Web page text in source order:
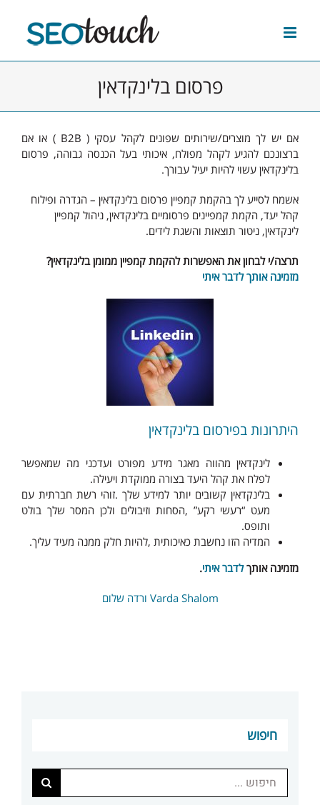
פרסום בלינקדאין
אם יש לך מוצרים/שירותים שפונים לקהל עסקי ( B2B ) או אם
ברצונכם להגיע לקהל מפולח, איכותי בעל הכנסה גבוהה, פרסום
בלינקדאין עשוי להיות יעיל עבורך.
אשמח לסייע לך בהקמת קמפיין פרסום בלינקדאין – הגדרה ופילוח
קהל יעד, הקמת קמפיינים פרסומיים בלינקדאין, ניהול קמפיין
לינקדאין, ניטור תוצאות והשגת לידים.
תרצה/י לבחון את האפשרות להקמת קמפיין ממומן בלינקדאין?
מזמינה אותך לדבר איתי
היתרונות בפירסום בלינקדאין
לינקדאין מהווה מאגר מידע מפורט ועדכני מה שמאפשר
לפלח את קהל היעד בצורה ממוקדת ויעילה.
בלינקדאין קשובים יותר למידע שלך .זוהי רשת חברתית עם
מעט “רעשי רקע” ,הסחות וזיבולים ולכן המסר שלך בולט
ותופס.
המדיה הזו נחשבת כאיכותית ,להיות חלק ממנה מעיד עליך.
מזמינה אותךלדבר איתי.
Varda Shalom ורדה שלום
חיפוש